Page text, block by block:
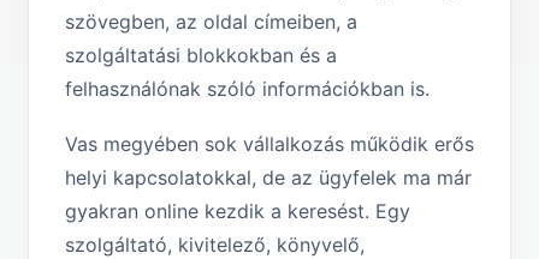
szövegben, az oldal címeiben, a
szolgáltatási blokkokban és a
felhasználónak szóló információkban is.
Vas megyében sok vállalkozás működik erős
helyi kapcsolatokkal, de az ügyfelek ma már
gyakran online kezdik a keresést. Egy
szolgáltató, kivitelező, könyvelő,